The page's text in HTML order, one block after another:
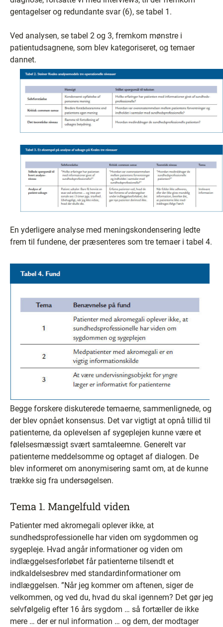
gentagelser og redundante svar (6), se tabel 1.
Ved analysen, se tabel 2 og 3, fremkom mønstre i
patientudsagnene, som blev kategoriseret, og temaer
dannet.
En yderligere analyse med meningskondensering ledte
frem til fundene, der præsenteres som tre temaer i tabel 4.
Begge forskere diskuterede temaerne, sammenlignede, og
der blev opnået konsensus. Det var vigtigt at opnå tillid til
patienterne, da oplevelsen af sygeplejen kunne være et
følelsesmæssigt svært samtaleemne. Generelt var
patienterne meddelsomme og optaget af dialogen. De
blev informeret om anonymisering samt om, at de kunne
trække sig fra undersøgelsen.
Tema 1. Mangelfuld viden
Patienter med akromegali oplever ikke, at
sundhedsprofessionelle har viden om sygdommen og
sygepleje. Hvad angår informationer og viden om
indlæggelsesforløbet får patienterne tilsendt et
indkaldelsesbrev med standardinformationer om
indlæggelsen. ”Når jeg kommer om aftenen, siger de
velkommen, og ved du, hvad du skal igennem? Det gør jeg
selvfølgelig efter 16 års sygdom … så fortæller de ikke
mere … der er nul information … og dem, der modtager